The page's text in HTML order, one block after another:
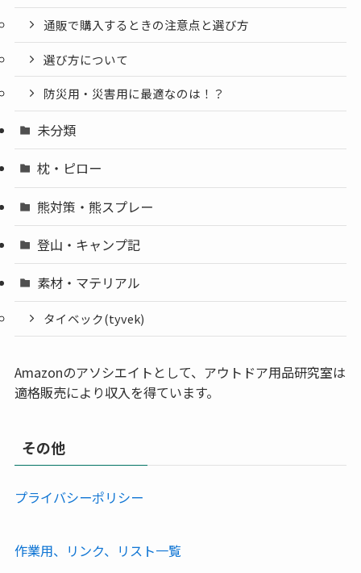
通販で購入するときの注意点と選び方
選び方について
防災用・災害用に最適なのは！？
未分類
枕・ピロー
熊対策・熊スプレー
登山・キャンプ記
素材・マテリアル
タイベック(tyvek)
Amazonのアソシエイトとして、アウトドア用品研究室は
適格販売により収入を得ています。
その他
プライバシーポリシー
作業用、リンク、リスト一覧